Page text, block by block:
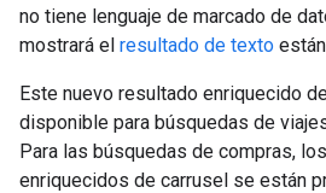
no tiene lenguaje de marcado de
mostrará el resultado de texto
Este nuevo resultado enriquecido
disponible para búsquedas de
Para las búsquedas de compras,
enriquecidos de carrusel se están